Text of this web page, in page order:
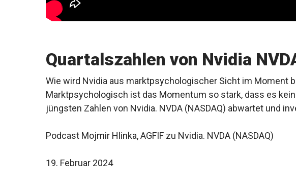
Quartalszahlen von Nvidia
Wie wird Nvidia aus marktpsychologischer Sicht im Moment
Marktpsychologisch ist das Momentum so stark, dass es
jüngsten Zahlen von Nvidia. NVDA (NASDAQ) abwartet und
Podcast Mojmir Hlinka, AGFIF zu Nvidia. NVDA (NASDAQ)
19. Februar 2024